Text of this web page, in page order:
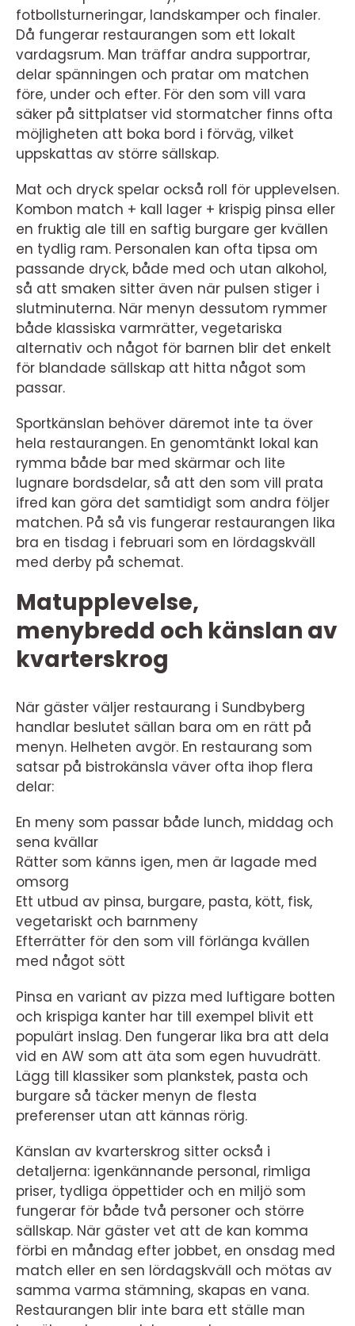
fotbollsturneringar, landskamper och finaler.
Då fungerar restaurangen som ett lokalt
vardagsrum. Man träffar andra supportrar,
delar spänningen och pratar om matchen
före, under och efter. För den som vill vara
säker på sittplatser vid stormatcher finns ofta
möjligheten att boka bord i förväg, vilket
uppskattas av större sällskap.
Mat och dryck spelar också roll för upplevelsen.
Kombon match + kall lager + krispig pinsa eller
en fruktig ale till en saftig burgare ger kvällen
en tydlig ram. Personalen kan ofta tipsa om
passande dryck, både med och utan alkohol,
så att smaken sitter även när pulsen stiger i
slutminuterna. När menyn dessutom rymmer
både klassiska varmrätter, vegetariska
alternativ och något för barnen blir det enkelt
för blandade sällskap att hitta något som
passar.
Sportkänslan behöver däremot inte ta över
hela restaurangen. En genomtänkt lokal kan
rymma både bar med skärmar och lite
lugnare bordsdelar, så att den som vill prata
ifred kan göra det samtidigt som andra följer
matchen. På så vis fungerar restaurangen lika
bra en tisdag i februari som en lördagskväll
med derby på schemat.
Matupplevelse,
menybredd och känslan av
kvarterskrog
När gäster väljer restaurang i Sundbyberg
handlar beslutet sällan bara om en rätt på
menyn. Helheten avgör. En restaurang som
satsar på bistrokänsla väver ofta ihop flera
delar:
En meny som passar både lunch, middag och
sena kvällar
Rätter som känns igen, men är lagade med
omsorg
Ett utbud av pinsa, burgare, pasta, kött, fisk,
vegetariskt och barnmeny
Efterrätter för den som vill förlänga kvällen
med något sött
Pinsa en variant av pizza med luftigare botten
och krispiga kanter har till exempel blivit ett
populärt inslag. Den fungerar lika bra att dela
vid en AW som att äta som egen huvudrätt.
Lägg till klassiker som plankstek, pasta och
burgare så täcker menyn de flesta
preferenser utan att kännas rörig.
Känslan av kvarterskrog sitter också i
detaljerna: igenkännande personal, rimliga
priser, tydliga öppettider och en miljö som
fungerar för både två personer och större
sällskap. När gäster vet att de kan komma
förbi en måndag efter jobbet, en onsdag med
match eller en sen lördagskväll och mötas av
samma varma stämning, skapas en vana.
Restaurangen blir inte bara ett ställe man